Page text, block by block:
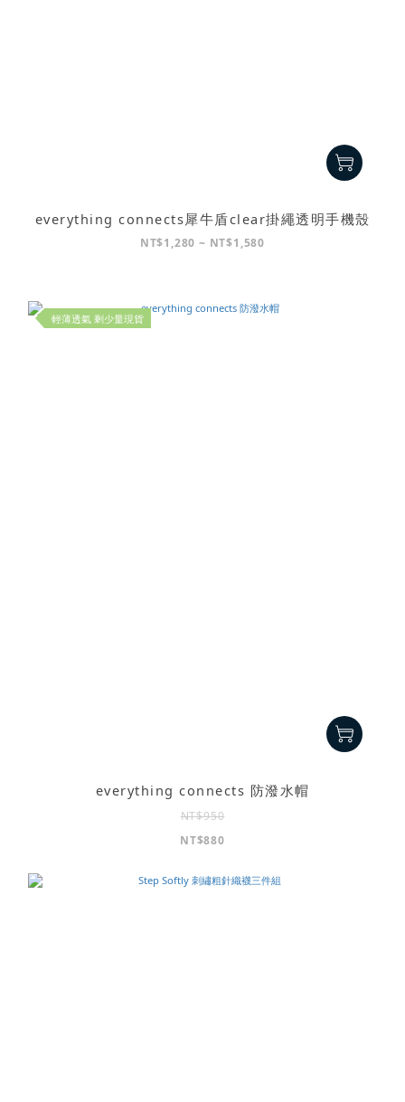
everything connects犀牛盾clear掛繩透明手機殼
NT$1,280 ~ NT$1,580
輕薄透氣 剩少量現貨
everything connects 防潑水帽
NT$950
NT$880